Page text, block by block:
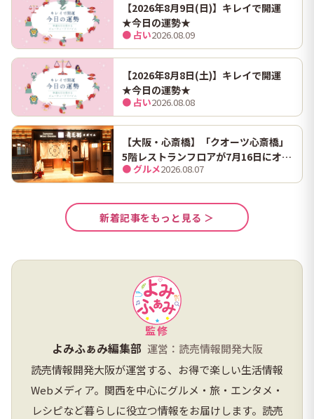
【2026年8月9日(日)】キレイで開運
★今日の運勢★
● 占い2026.08.09
【2026年8月8日(土)】キレイで開運
★今日の運勢★
● 占い2026.08.08
【大阪・心斎橋】「クオーツ心斎橋」
5階レストランフロアが7月16日にオー
プン！ 全国初・関西初出店を含む多彩
な9店舗
● グルメ2026.08.07
新着記事をもっと見る ＞
監修
よみふぁみ編集部 運営：読売情報開発大阪
読売情報開発大阪が運営する、お得で楽しい生活情報
Webメディア。関西を中心にグルメ・旅・エンタメ・
レシピなど暮らしに役立つ情報をお届けします。読売